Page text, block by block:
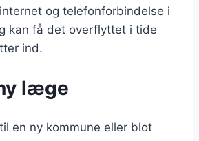
og telefonforbindelse i
kan få det overflyttet i tide
ind.
læge
en ny kommune eller blot